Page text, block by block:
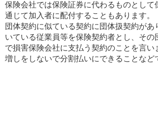
保険会社では保険証券に代わるものとし
通じて加入者に配付することもあります。
団体契約に似ている契約に団体扱契約が
いている従業員等を保険契約者とし、そ
で損害保険会社に支払う契約のことを言
増しをしないで分割払いにできることなど